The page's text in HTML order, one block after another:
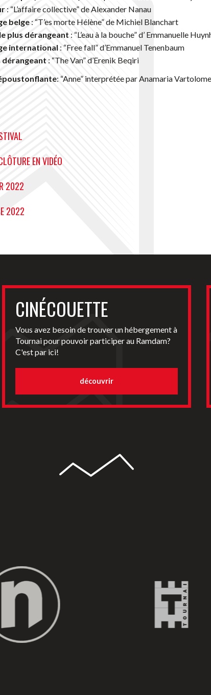
: “L’affaire collective” de Alexander Nanau
belge : “T’es morte Hélène” de Michiel Blanchart
plus dérangeant : “L’eau à la bouche” d’ Emmanuelle
international : “Free fall” d’Emmanuel Tenenbaum
dérangeant : “The Van” d’Erenik Beqiri
: “Anne” interprétée par Anamaria
EN VIDÉO
2022
2022
CINÉCOUETTE
Vous avez besoin de trouver un hébergement à
Tournai pour pouvoir participer au Ramdam?
C'est par ici!
découvrir